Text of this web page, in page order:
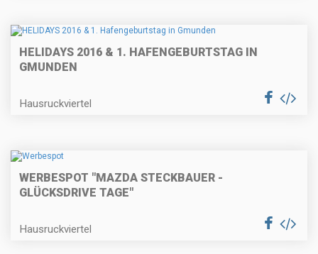
HELIDAYS 2016 & 1. HAFENGEBURTSTAG IN
GMUNDEN
Hausruckviertel
WERBESPOT "MAZDA STECKBAUER -
GLÜCKSDRIVE TAGE"
Hausruckviertel